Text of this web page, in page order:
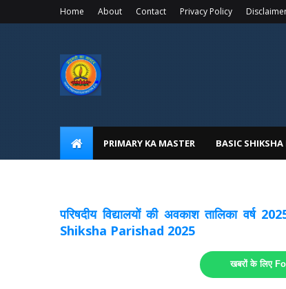
Home About Contact Privacy Policy
PRIMARY KA MASTER BASIC SHIKSHA
परिषदीय विद्यालयों की अवकाश तालिका
Shiksha Parishad 2025
खबरों के लिए